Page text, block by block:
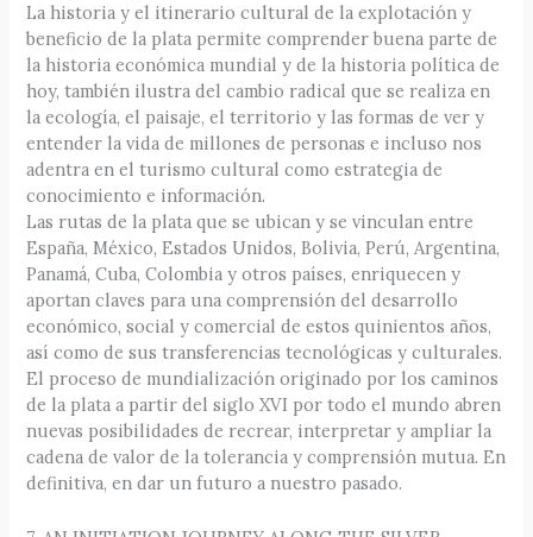
La historia y el itinerario cultural de la explotación y
beneficio de la plata permite comprender buena parte de
la historia económica mundial y de la historia política de
hoy, también ilustra del cambio radical que se realiza en
la ecología, el paisaje, el territorio y las formas de ver y
entender la vida de millones de personas e incluso nos
adentra en el turismo cultural como estrategia de
conocimiento e información.
Las rutas de la plata que se ubican y se vinculan entre
España, México, Estados Unidos, Bolivia, Perú, Argentina,
Panamá, Cuba, Colombia y otros países, enriquecen y
aportan claves para una comprensión del desarrollo
económico, social y comercial de estos quinientos años,
así como de sus transferencias tecnológicas y culturales.
El proceso de mundialización originado por los caminos
de la plata a partir del siglo XVI por todo el mundo abren
nuevas posibilidades de recrear, interpretar y ampliar la
cadena de valor de la tolerancia y comprensión mutua. En
definitiva, en dar un futuro a nuestro pasado.